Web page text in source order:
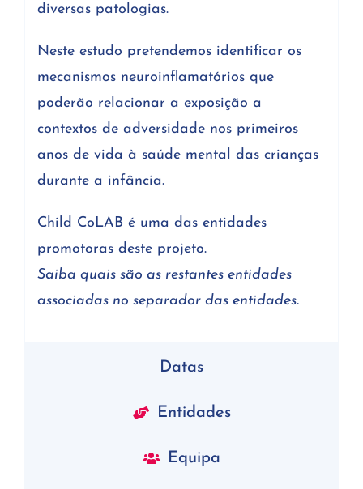
diversas patologias.
Neste estudo pretendemos identificar os
mecanismos neuroinflamatórios que
poderão relacionar a exposição a
contextos de adversidade nos primeiros
anos de vida à saúde mental das crianças
durante a infância.
Child CoLAB é uma das entidades
promotoras deste projeto.
Saiba quais são as restantes entidades
associadas no separador das entidades.
Datas
Entidades
Equipa